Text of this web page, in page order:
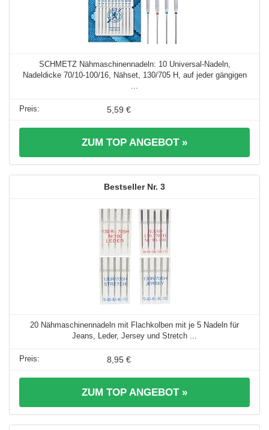
SCHMETZ Nähmaschinennadeln: 10 Universal-Nadeln,
Nadeldicke 70/10-100/16, Nähset, 130/705 H, auf jeder gängigen
5,59 €
ZUM TOP ANGEBOT »
3
20 Nähmaschinennadeln mit Flachkolben mit je 5 Nadeln für
Jeans, Leder, Jersey und Stretch ...
8,95 €
ZUM TOP ANGEBOT »